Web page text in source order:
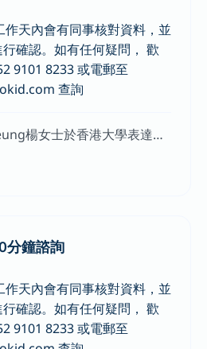
作天內會有同事核對資料，並
確認。如有任何疑問， 歡
9101 8233 或電郵至
查詢
關於Ms. Wynnee Yeung楊女士於香港大學表達藝術治療碩士畢業，現為註冊藝術(表達藝術)治療師(AThR)，曾為多間機構及學校提供個人及小組治療、工作坊及講座服務，講座主題包括兒童情緒表達及調適、提升精神健康等，而服務對象為精神病康復者及其兒童、受情緒困擾的人士、有情緒及行為問題之兒童、有特殊教育需要的兒童及青少年等。楊女士相信表達藝術治療能促進我覺察及表達，透過非言語創作提升自信心、自我認識及情緒韌性，以提升身心靈健康。
分鐘諮詢
作天內會有同事核對資料，並
確認。如有任何疑問， 歡
9101 8233 或電郵至